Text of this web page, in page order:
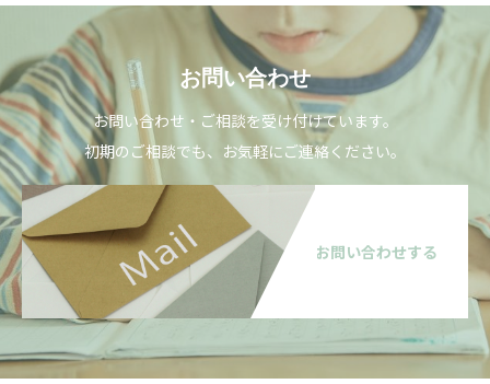
お問い合わせ
お問い合わせ・ご相談を受け付けています。
初期のご相談でも、お気軽にご連絡ください。
お問い合わせする